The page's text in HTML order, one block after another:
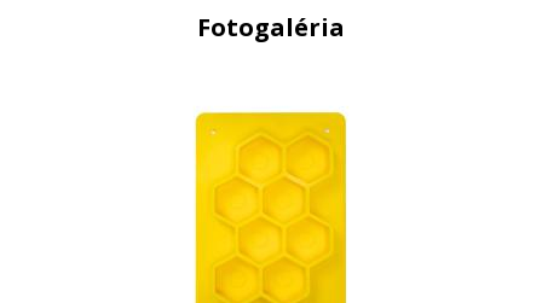
Fotogaléria